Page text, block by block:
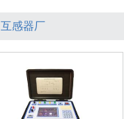
互感器厂